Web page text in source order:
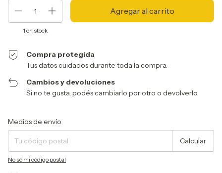
1 en stock
Compra protegida
Tus datos cuidados durante toda la compra.
Cambios y devoluciones
Si no te gusta, podés cambiarlo por otro o devolverlo.
Entregas para el CP:
Medios de envío
Calcular
No sé mi código postal